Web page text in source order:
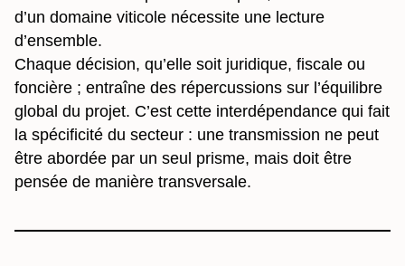
d’un domaine viticole nécessite une lecture
d’ensemble.
Chaque décision, qu’elle soit juridique, fiscale ou
foncière ; entraîne des répercussions sur l’équilibre
global du projet. C’est cette interdépendance qui fait
la spécificité du secteur : une transmission ne peut
être abordée par un seul prisme, mais doit être
pensée de manière transversale.